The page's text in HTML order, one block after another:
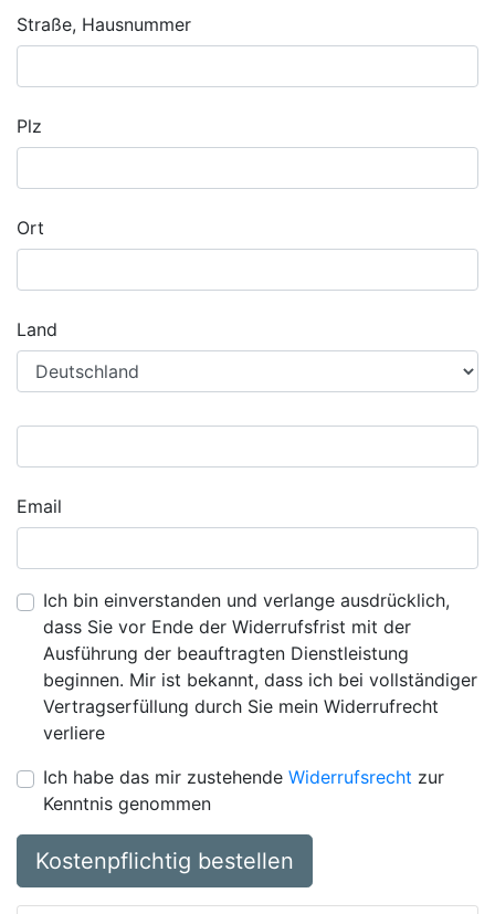
Straße, Hausnummer
Plz
Ort
Land
Email
Ich bin einverstanden und verlange ausdrücklich,
dass Sie vor Ende der Widerrufsfrist mit der
Ausführung der beauftragten Dienstleistung
beginnen. Mir ist bekannt, dass ich bei vollständiger
Vertragserfüllung durch Sie mein Widerrufrecht
verliere
Ich habe das mir zustehende Widerrufsrecht zur
Kenntnis genommen
Kostenpflichtig bestellen